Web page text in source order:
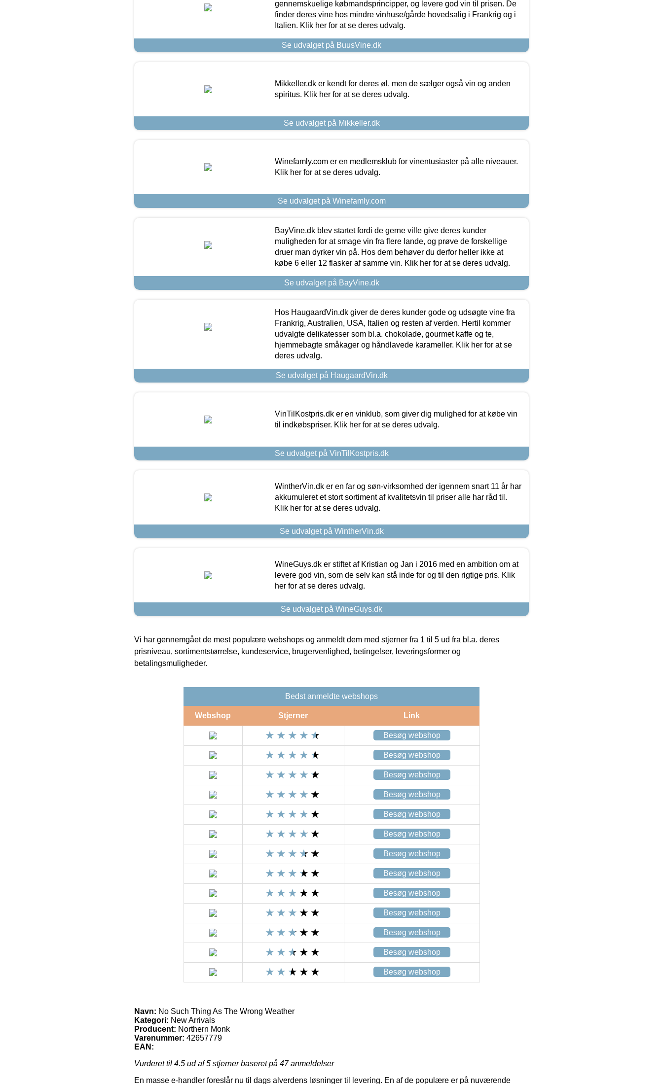
gennemskuelige købmandsprincipper, og levere god vin til prisen. De
finder deres vine hos mindre vinhuse/gårde hovedsalig i Frankrig og i
Italien. Klik her for at se deres udvalg.
Se udvalget på BuusVine.dk
Mikkeller.dk er kendt for deres øl, men de sælger også vin og anden
spiritus. Klik her for at se deres udvalg.
Se udvalget på Mikkeller.dk
Winefamly.com er en medlemsklub for vinentusiaster på alle niveauer.
Klik her for at se deres udvalg.
Se udvalget på Winefamly.com
BayVine.dk blev startet fordi de gerne ville give deres kunder
muligheden for at smage vin fra flere lande, og prøve de forskellige
druer man dyrker vin på. Hos dem behøver du derfor heller ikke at
købe 6 eller 12 flasker af samme vin. Klik her for at se deres udvalg.
Se udvalget på BayVine.dk
Hos HaugaardVin.dk giver de deres kunder gode og udsøgte vine fra
Frankrig, Australien, USA, Italien og resten af verden. Hertil kommer
udvalgte delikatesser som bl.a. chokolade, gourmet kaffe og te,
hjemmebagte småkager og håndlavede karameller. Klik her for at se
deres udvalg.
Se udvalget på HaugaardVin.dk
VinTilKostpris.dk er en vinklub, som giver dig mulighed for at købe vin
til indkøbspriser. Klik her for at se deres udvalg.
Se udvalget på VinTilKostpris.dk
WintherVin.dk er en far og søn-virksomhed der igennem snart 11 år har
akkumuleret et stort sortiment af kvalitetsvin til priser alle har råd til.
Klik her for at se deres udvalg.
Se udvalget på WintherVin.dk
WineGuys.dk er stiftet af Kristian og Jan i 2016 med en ambition om at
levere god vin, som de selv kan stå inde for og til den rigtige pris. Klik
her for at se deres udvalg.
Se udvalget på WineGuys.dk
Vi har gennemgået de mest populære webshops og anmeldt dem med stjerner fra 1 til 5 ud fra bl.a. deres
prisniveau, sortimentstørrelse, kundeservice, brugervenlighed, betingelser, leveringsformer og
betalingsmuligheder.
Bedst anmeldte webshops
Webshop Stjerner Link
Besøg webshop
Besøg webshop
Besøg webshop
Besøg webshop
Besøg webshop
Besøg webshop
Besøg webshop
Besøg webshop
Besøg webshop
Besøg webshop
Besøg webshop
Besøg webshop
Besøg webshop
Navn: No Such Thing As The Wrong Weather
Kategori: New Arrivals
Producent: Northern Monk
Varenummer: 42657779
EAN:
Vurderet til 4.5 ud af 5 stjerner baseret på 47anmeldelser
En masse e-handler foreslår nu til dags alverdens løsninger til levering. En af de populære er på nuværende